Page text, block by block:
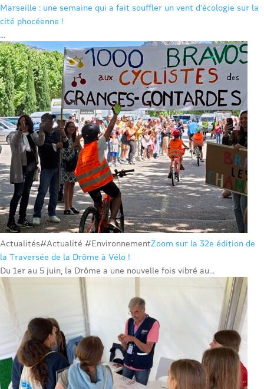
Marseille : une semaine qui a fait souffler un vent d’écologie sur la
cité phocéenne !
...
Actualités#Actualité #EnvironnementZoom sur la 32e édition de
la Traversée de la Drôme à Vélo !
Du 1er au 5 juin, la Drôme a une nouvelle fois vibré au...